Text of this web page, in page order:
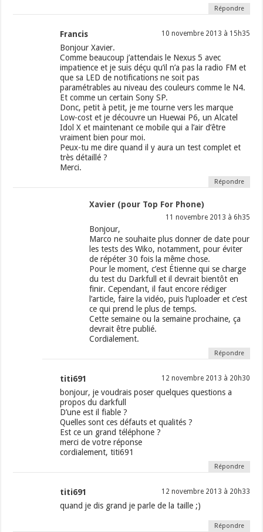
Répondre
Francis 10 novembre 2013 à 15h35
Bonjour Xavier.
Comme beaucoup j’attendais le Nexus 5 avec
impatience et je suis déçu qu’il n’a pas la radio FM et
que sa LED de notifications ne soit pas
paramétrables au niveau des couleurs comme le N4.
Et comme un certain Sony SP.
Donc, petit à petit, je me tourne vers les marque
Low-cost et je découvre un Huewai P6, un Alcatel
Idol X et maintenant ce mobile qui a l’air d’être
vraiment bien pour moi.
Peux-tu me dire quand il y aura un test complet et
très détaillé ?
Merci.
Répondre
Xavier (pour Top For Phone)
11 novembre 2013 à 6h35
Bonjour,
Marco ne souhaite plus donner de date pour
les tests des Wiko, notamment, pour éviter
de répéter 30 fois la même chose.
Pour le moment, c’est Étienne qui se charge
du test du Darkfull et il devrait bientôt en
finir. Cependant, il faut encore rédiger
l’article, faire la vidéo, puis l’uploader et c’est
ce qui prend le plus de temps.
Cette semaine ou la semaine prochaine, ça
devrait être publié.
Cordialement.
Répondre
titi691 12 novembre 2013 à 20h30
bonjour, je voudrais poser quelques questions a
propos du darkfull
D’une est il fiable ?
Quelles sont ces défauts et qualités ?
Est ce un grand téléphone ?
merci de votre réponse
cordialement, titi691
Répondre
titi691 12 novembre 2013 à 20h33
quand je dis grand je parle de la taille ;)
Répondre